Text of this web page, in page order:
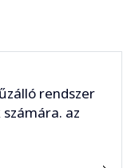
rendszer
az